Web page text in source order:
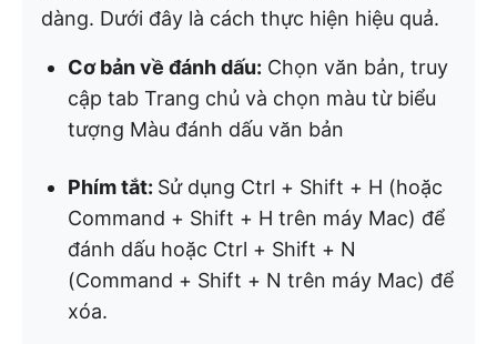
dàng. Dưới đây là cách thực hiện hiệu quả.
Cơ bản về đánh dấu: Chọn văn bản, truy
cập tab Trang chủ và chọn màu từ biểu
tượng Màu đánh dấu văn bản
Phím tắt: Sử dụng Ctrl + Shift + H (hoặc
Command + Shift + H trên máy Mac) để
đánh dấu hoặc Ctrl + Shift + N
(Command + Shift + N trên máy Mac) để
xóa.